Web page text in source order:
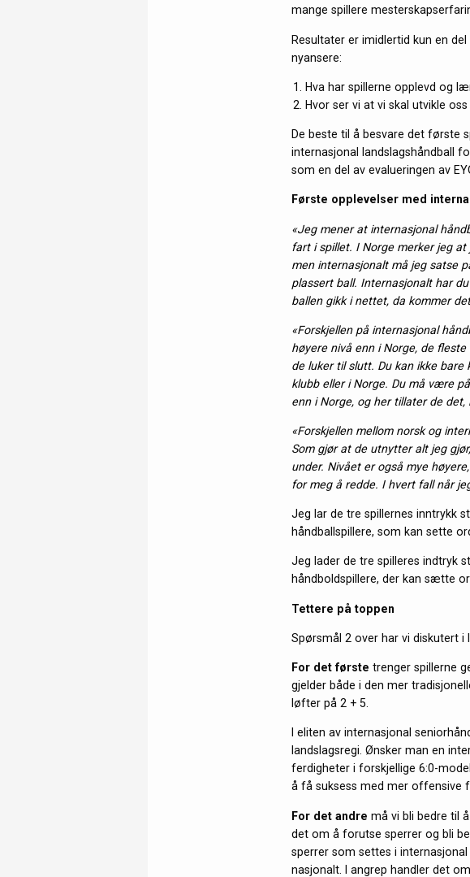
mange spillere
Resultater er imidlertid kun en
nyansere:
Hva har spillerne opplevd og
Hvor ser vi at vi skal utvikle
De beste til å besvare det første
internasjonal landslagshåndball
som en del av evalueringen av
Første opplevelser med
«Jeg mener at internasjonal
fart i spillet. I Norge merker jeg
men internasjonalt må jeg satse
plassert ball. Internasjonalt har
ballen gikk i nettet, da kommer
«Forskjellen på internasjonal
høyere nivå enn i Norge, de
de luker til slutt. Du kan ikke bare
klubb eller i Norge. Du må være
enn i Norge, og her tillater de
«Forskjellen mellom norsk og
Som gjør at de utnytter alt jeg
under. Nivået er også mye
for meg å redde. I hvert fall når
Jeg lar de tre spillernes inntrykk
håndballspillere, som kan sette
Jeg lader de tre spilleres indtryk
håndboldspillere, der kan sætte
Tettere på toppen
Spørsmål 2 over har vi diskutert i
For det første trenger spillerne
gjelder både i den mer
løfter på 2 + 5.
I eliten av internasjonal
landslagsregi. Ønsker man en
ferdigheter i forskjellige 6:0-
å få suksess med mer offensive
For det andre må vi bli bedre til
det om å forutse sperrer og bli
sperrer som settes i
nasjonalt. I angrep handler det